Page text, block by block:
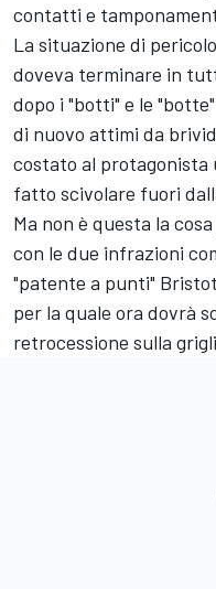
contatti e
La situazione di
doveva terminare in
dopo i "botti" e le
di nuovo attimi da
costato al protagonista
fatto scivolare fuori
Ma non è questa la
con le due infrazioni
"patente a punti"
per la quale ora dovrà
retrocessione sulla